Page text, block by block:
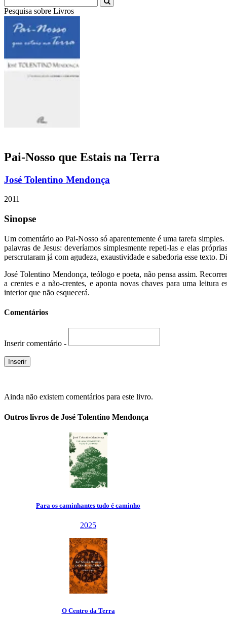
Pesquisa sobre Livr
Pai-Nosso que Estais na Terra
José Tolentino Mendonça
2011
Sinopse
Um comentário ao Pai-Nosso só aparentemente é uma tarefa
palavras de Jesus: deveríamos simplesmente repeti-las e elas
perscrutaram já com agudeza, exaustividade e sabedoria esse texto.
José Tolentino Mendonça, teólogo e poeta, não pensa assim.
a crentes e a não-crentes, e aponta novas chaves para uma
interior que não esquecerá.
Comentários
Inserir comentário -
Ainda não existem comentários para este livro.
Outros livros de José Tolentino Mendonça
é caminho